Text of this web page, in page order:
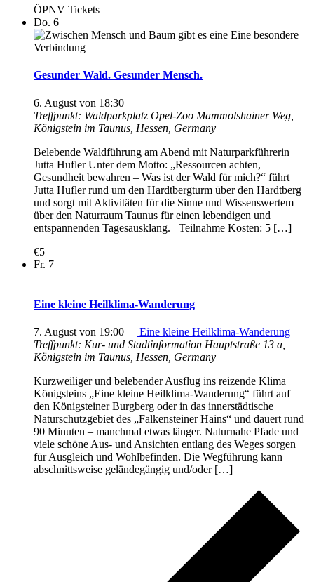
ÖPNV Tickets
Do. 6
Gesunder Wald. Gesunder Mensch.
6. August von 18:30
Treffpunkt: Waldparkplatz Opel-Zoo Mammolshainer Weg,
Königstein im Taunus, Hessen, Germany
Belebende Waldführung am Abend mit Naturparkführerin
Jutta Hufler Unter dem Motto: „Ressourcen achten,
Gesundheit bewahren – Was ist der Wald für mich?“ führt
Jutta Hufler rund um den Hardtbergturm über den Hardtberg
und sorgt mit Aktivitäten für die Sinne und Wissenswertem
über den Naturraum Taunus für einen lebendigen und
entspannenden Tagesausklang. Teilnahme Kosten: 5 […]
€5
Fr. 7
Eine kleine Heilklima-Wanderung
7. August von 19:00
Eine kleine Heilklima-Wanderung
Treffpunkt: Kur- und Stadtinformation Hauptstraße 13 a,
Königstein im Taunus, Hessen, Germany
Kurzweiliger und belebender Ausflug ins reizende Klima
Königsteins „Eine kleine Heilklima-Wanderung“ führt auf
den Königsteiner Burgberg oder in das innerstädtische
Naturschutzgebiet des „Falkensteiner Hains“ und dauert rund
90 Minuten – manchmal etwas länger. Naturnahe Pfade und
viele schöne Aus- und Ansichten entlang des Weges sorgen
für Ausgleich und Wohlbefinden. Die Wegführung kann
abschnittsweise geländegängig und/oder […]